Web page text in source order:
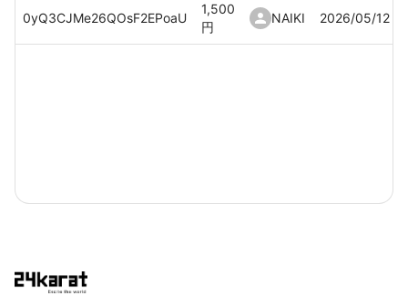
0yQ3CJMe26QOsF2EPoaU
1,500
円
NAIKI 2026/05/12